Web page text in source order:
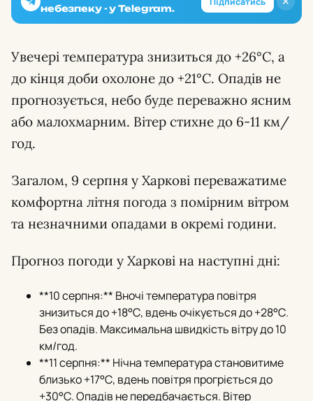
небезпеку - у Telegram.
Увечері температура знизиться до +26°С, а
до кінця доби охолоне до +21°С. Опадів не
прогнозується, небо буде переважно ясним
або малохмарним. Вітер стихне до 6-11 км/
год.
Загалом, 9 серпня у Харкові переважатиме
комфортна літня погода з помірним вітром
та незначними опадами в окремі години.
Прогноз погоди у Харкові на наступні дні:
**10 серпня:** Вночі температура повітря
знизиться до +18°С, вдень очікується до +28°С.
Без опадів. Максимальна швидкість вітру до 10
км/год.
**11 серпня:** Нічна температура становитиме
близько +17°С, вдень повітря прогріється до
+30°С. Опадів не передбачається. Вітер